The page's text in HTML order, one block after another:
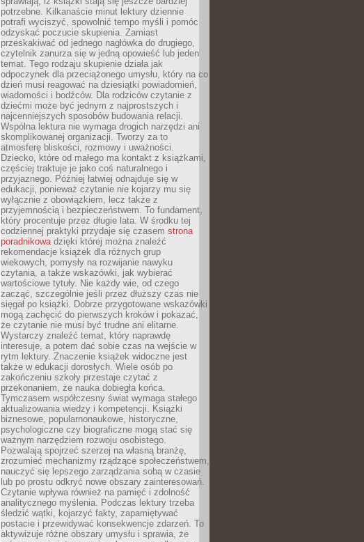
potrzebne. Kilkanaście minut lektury dziennie
potrafi wyciszyć, spowolnić tempo myśli i pomóc
odzyskać poczucie skupienia. Zamiast
przeskakiwać od jednego nagłówka do drugiego,
czytelnik zanurza się w jedną opowieść lub jeden
temat. Tego rodzaju skupienie działa jak
odpoczynek dla przeciążonego umysłu, który na co
dzień musi reagować na dziesiątki powiadomień,
wiadomości i bodźców. Dla rodziców czytanie z
dziećmi może być jednym z najprostszych i
najcenniejszych sposobów budowania relacji.
Wspólna lektura nie wymaga drogich narzędzi ani
skomplikowanej organizacji. Tworzy za to
atmosferę bliskości, rozmowy i uważności.
Dziecko, które od małego ma kontakt z książkami,
częściej traktuje je jako coś naturalnego i
przyjaznego. Później łatwiej odnajduje się w
edukacji, ponieważ czytanie nie kojarzy mu się
wyłącznie z obowiązkiem, lecz także z
przyjemnością i bezpieczeństwem. To fundament,
który procentuje przez długie lata. W środku tej
codziennej praktyki przydaje się czasem strona
poradnikowadzięki której można znaleźć
rekomendacje książek dla różnych grup
wiekowych, pomysły na rozwijanie nawyku
czytania, a także wskazówki, jak wybierać
wartościowe tytuły. Nie każdy wie, od czego
zacząć, szczególnie jeśli przez dłuższy czas nie
sięgał po książki. Dobrze przygotowane wskazówki
mogą zachęcić do pierwszych kroków i pokazać,
że czytanie nie musi być trudne ani elitarne.
Wystarczy znaleźć temat, który naprawdę
interesuje, a potem dać sobie czas na wejście w
rytm lektury. Znaczenie książek widoczne jest
także w edukacji dorosłych. Wiele osób po
zakończeniu szkoły przestaje czytać z
przekonaniem, że nauka dobiegła końca.
Tymczasem współczesny świat wymaga stałego
aktualizowania wiedzy i kompetencji. Książki
biznesowe, popularnonaukowe, historyczne,
psychologiczne czy biograficzne mogą stać się
ważnym narzędziem rozwoju osobistego.
Pozwalają spojrzeć szerzej na własną branżę,
zrozumieć mechanizmy rządzące społeczeństwem,
nauczyć się lepszego zarządzania sobą w czasie
lub po prostu odkryć nowe obszary zainteresowań.
Czytanie wpływa również na pamięć i zdolność
analitycznego myślenia. Podczas lektury trzeba
śledzić wątki, kojarzyć fakty, zapamiętywać
postacie i przewidywać konsekwencje zdarzeń. To
aktywizuje różne obszary umysłu i sprawia, że